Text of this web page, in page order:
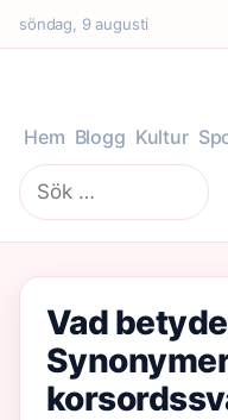
söndag, 9 augusti
Hem Blogg Kultur
Sök
efter:
Vad